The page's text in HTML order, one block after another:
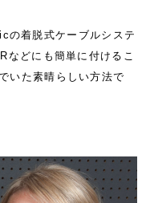
の着脱式ケーブルシステ
などにも簡単に付けるこ
いた素晴らしい方法で